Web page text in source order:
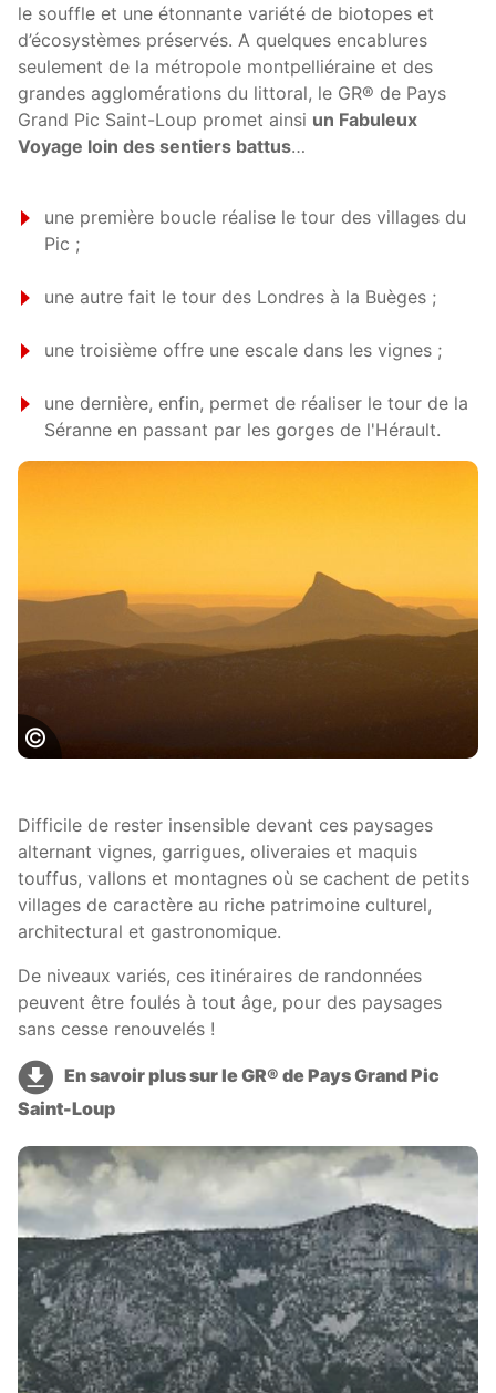
le souffle et une étonnante variété de biotopes et
d’écosystèmes préservés. A quelques encablures
seulement de la métropole montpelliéraine et des
grandes agglomérations du littoral, le GR® de Pays
Grand Pic Saint-Loup promet ainsi un Fabuleux
Voyage loin des sentiers battus…
une première boucle réalise le tour des villages du
Pic ;
une autre fait le tour des Londres à la Buèges ;
une troisième offre une escale dans les vignes ;
une dernière, enfin, permet de réaliser le tour de la
Séranne en passant par les gorges de l'Hérault.
Difficile de rester insensible devant ces paysages
alternant vignes, garrigues, oliveraies et maquis
touffus, vallons et montagnes où se cachent de petits
villages de caractère au riche patrimoine culturel,
architectural et gastronomique.
De niveaux variés, ces itinéraires de randonnées
peuvent être foulés à tout âge, pour des paysages
sans cesse renouvelés !
En savoir plus sur le GR® de Pays Grand Pic
Saint-Loup